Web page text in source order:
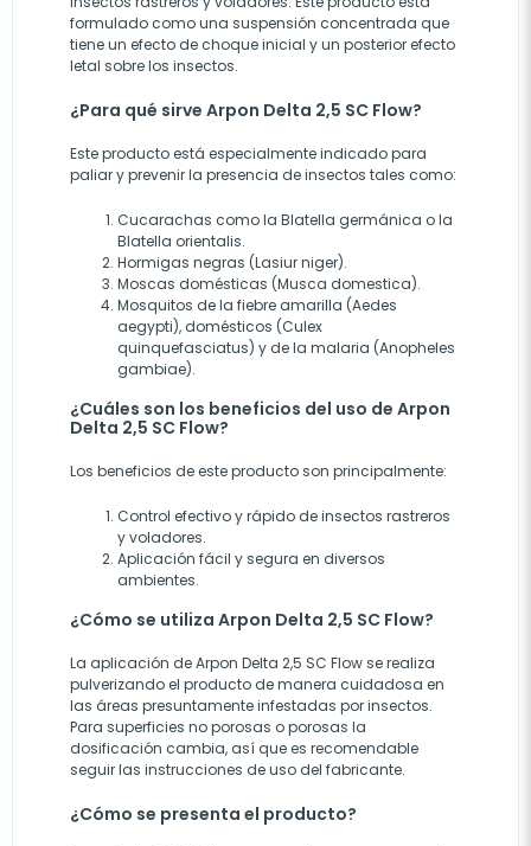
formulado como una suspensión concentrada que
tiene un efecto de choque inicial y un posterior efecto
letal sobre los insectos.
¿Para qué sirve Arpon Delta 2,5 SC Flow?
Este producto está especialmente indicado para
paliar y prevenir la presencia de insectos tales como:
Cucarachas como la Blatella germánica o la
Blatella orientalis.
Hormigas negras (Lasiur niger).
Moscas domésticas (Musca domestica).
Mosquitos de la fiebre amarilla (Aedes
aegypti), domésticos (Culex
quinquefasciatus) y de la malaria (Anopheles
gambiae).
¿Cuáles son los beneficios del uso de Arpon
Delta 2,5 SC Flow?
Los beneficios de este producto son principalmente:
Control efectivo y rápido de insectos rastreros
y voladores.
Aplicación fácil y segura en diversos
ambientes.
¿Cómo se utiliza Arpon Delta 2,5 SC Flow?
La aplicación de Arpon Delta 2,5 SC Flow se realiza
pulverizando el producto de manera cuidadosa en
las áreas presuntamente infestadas por insectos.
Para superficies no porosas o porosas la
dosificación cambia, así que es recomendable
seguir las instrucciones de uso del fabricante.
¿Cómo se presenta el producto?